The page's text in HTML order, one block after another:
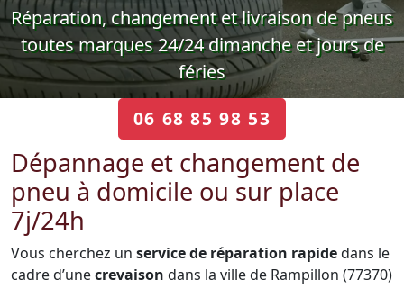
Réparation, changement et livraison de pneus
toutes marques 24/24 dimanche et jours de
féries
06 68 85 98 53
Dépannage et changement de
pneu à domicile ou sur place
7j/24h
Vous cherchez un service de réparation rapidedans le
cadre d’unecrevaison dans la ville de Rampillon (77370)